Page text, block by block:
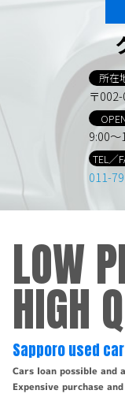
所在
〒
9:00～
TEL／
011-
LOW
HIGH
Sapporo used car
Cars loan possible and
Expensive purchase